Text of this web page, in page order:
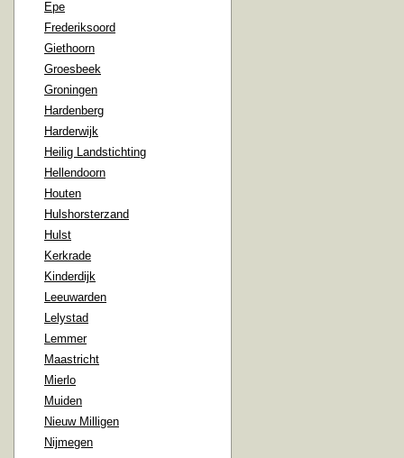
Epe
Frederiksoord
Giethoorn
Groesbeek
Groningen
Hardenberg
Harderwijk
Heilig Landstichting
Hellendoorn
Houten
Hulshorsterzand
Hulst
Kerkrade
Kinderdijk
Leeuwarden
Lelystad
Lemmer
Maastricht
Mierlo
Muiden
Nieuw Milligen
Nijmegen